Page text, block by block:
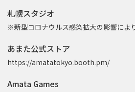
札幌スタジオ
※新型コロナウルス感染拡大の影響によ
あまた公式ストア
https://amatatokyo.booth.pm/
Amata Games